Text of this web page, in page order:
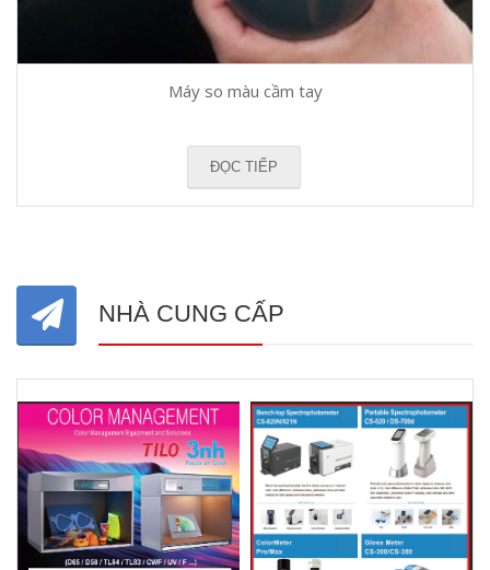
Máy so màu cầm tay
ĐỌC TIẾP
NHÀ CUNG CẤP